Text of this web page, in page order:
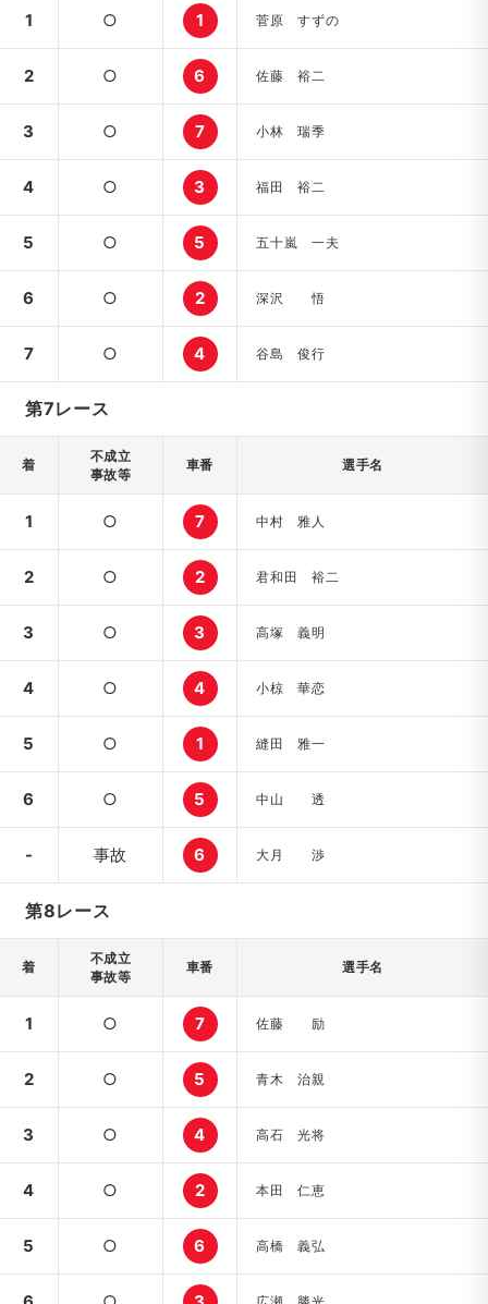
1 ○ 1 菅原 すずの
2 ○ 6 佐藤 裕二
3 ○ 7 小林 瑞季
4 ○ 3 福田 裕二
5 ○ 5 五十嵐 一夫
6 ○ 2 深沢 悟
7 ○ 4 谷島 俊行
第7レース
着
不成立
事故等
車番 選手名
1 ○ 7 中村 雅人
2 ○ 2 君和田 裕二
3 ○ 3 高塚 義明
4 ○ 4 小椋 華恋
5 ○ 1 縫田 雅一
6 ○ 5 中山 透
- 事故 6 大月 渉
第8レース
着
不成立
事故等
車番 選手名
1 ○ 7 佐藤 励
2 ○ 5 青木 治親
3 ○ 4 高石 光将
4 ○ 2 本田 仁恵
5 ○ 6 高橋 義弘